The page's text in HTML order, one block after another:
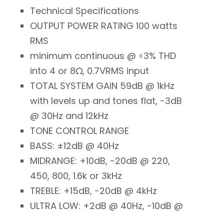
Technical Specifications
OUTPUT POWER RATING 100 watts
RMS
minimum continuous @ <3% THD
into 4 or 8Ω, 0.7VRMS input
TOTAL SYSTEM GAIN 59dB @ 1kHz
with levels up and tones flat, -3dB
@ 30Hz and 12kHz
TONE CONTROL RANGE
BASS: ±12dB @ 40Hz
MIDRANGE: +10dB, -20dB @ 220,
450, 800, 1.6k or 3kHz
TREBLE: +15dB, -20dB @ 4kHz
ULTRA LOW: +2dB @ 40Hz, -10dB @